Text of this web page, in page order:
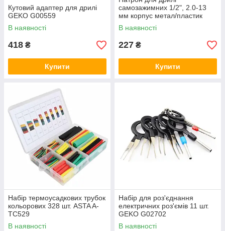
Кутовий адаптер для дрилі
GEKO G00559
В наявності
418 ₴
Купити
самозажимних 1/2", 2.0-13
мм корпус метал/пластик
GEKO G00515
В наявності
227 ₴
Купити
Набір термоусадкових трубок
кольорових 328 шт. ASTA A-
TC529
В наявності
Набір для роз'єднання
електричних роз'ємів 11 шт.
GEKO G02702
В наявності